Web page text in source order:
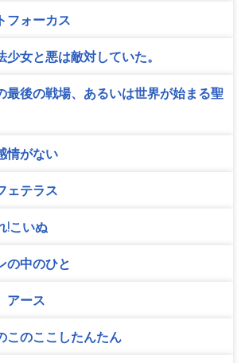
フォーカス
少女と悪は敵対していた。
最後の戦場、あるいは世界が始まる聖
情がない
ェテラス
!こいぬ
の中のひと
アース
このここしたんたん